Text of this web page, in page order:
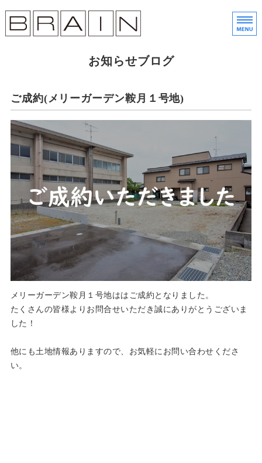
株
分譲住宅
会社概要
展示会予約・お問い合わせ
お知らせブログ
ご成約(メリーガーデン鞍月１号地)
メリーガーデン鞍月１号地ははご成約となりました。
たくさんの皆様よりお問合せいただき誠にありがとうございま
した！
他にも土地情報ありますので、お気軽にお問い合わせくださ
い。